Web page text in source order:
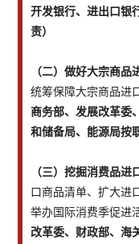
开发银行、进出口银
责）
（二）做好大宗商品
统筹保障大宗商品进
商务部、发展改革委
和储备局、能源局按
（三）挖掘消费品进
口商品清单、扩大进
举办国际消费季促进
改革委、财政部、海